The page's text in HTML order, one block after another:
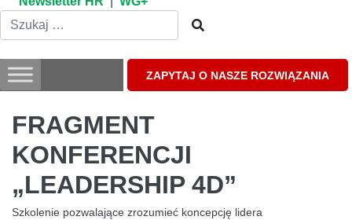
ZAPYTAJ O NASZE ROZWIĄZANIA
FRAGMENT
KONFERENCJI
„LEADERSHIP 4D”
Szkolenie pozwalające zrozumieć koncepcję lidera